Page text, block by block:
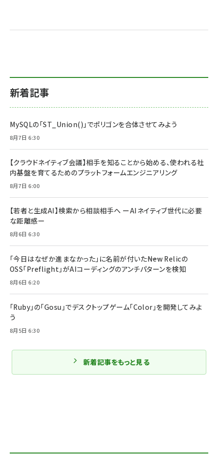
新着記事
MySQLの「ST_Union()」でポリゴンを合体させてみよう
8月7日 6:30
【クラウドネイティブ会議】相手を知ることから始める、使われる社
内基盤を育てるためのプラットフォームエンジニアリング
8月7日 6:00
【若者と生成AI】検索から相談相手へ ーAIネイティブ世代に必要
な距離感ー
8月6日 6:30
「今日はなぜか進まなかった」に名前が付いた――New Relicの
OSS「Preflight」がAIコーディングのアンチパターンを検知
8月6日 6:20
「Ruby」の「Gosu」でデスクトップゲーム「Color」を開発してみよ
う
8月5日 6:30
新着記事をもっと見る